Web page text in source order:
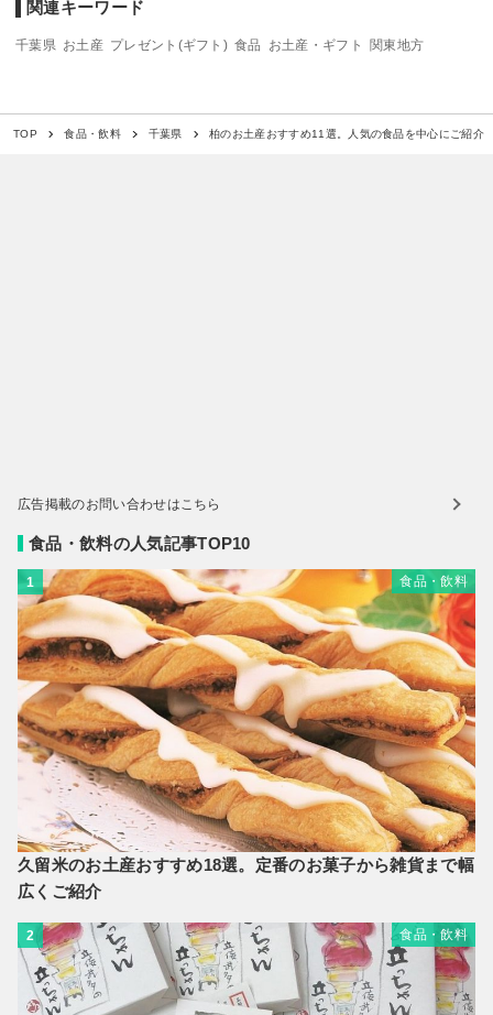
関連キーワード
千葉県 お土産 プレゼント(ギフト) 食品 お土産・ギフト 関東地方
TOP 食品・飲料 千葉県 柏のお土産おすすめ11選。人気の食品を中心にご紹介
広告掲載のお問い合わせはこちら
食品・飲料の人気記事TOP10
1 食品・飲料
久留米のお土産おすすめ18選。定番のお菓子から雑貨まで幅
広くご紹介
2 食品・飲料